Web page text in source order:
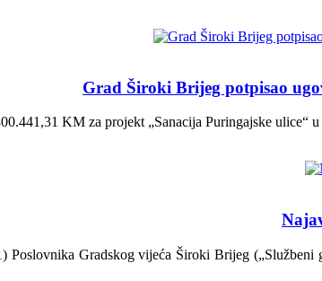
Grad Široki Brijeg potpisao
KM za projekt „Sanacija Puringajske ulice“
Poslovnika Gradskog vijeća Široki Brijeg